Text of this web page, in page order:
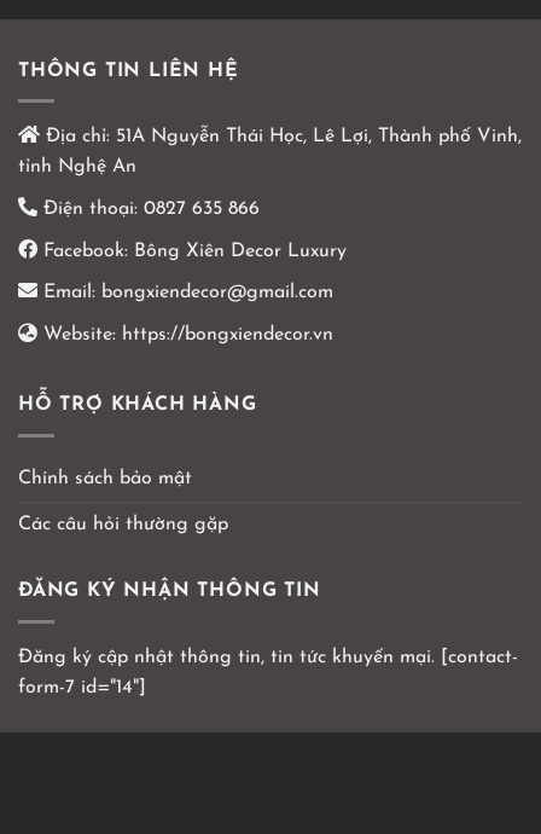
THÔNG TIN LIÊN HỆ
Địa chỉ: 51A Nguyễn Thái Học, Lê Lợi, Thành phố Vinh,
tỉnh Nghệ An
Điện thoại: 0827 635 866
Facebook: Bông Xiên Decor Luxury
Email: bongxiendecor@gmail.com
Website: https://bongxiendecor.vn
HỖ TRỢ KHÁCH HÀNG
Chính sách bảo mật
Các câu hỏi thường gặp
ĐĂNG KÝ NHẬN THÔNG TIN
Đăng ký cập nhật thông tin, tin tức khuyến mại. [contact-
form-7 id="14"]